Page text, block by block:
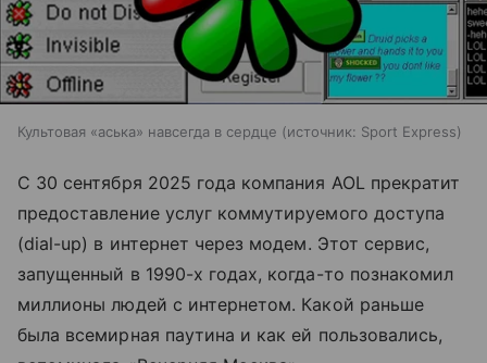
Культовая «аська» навсегда в сердце источник: Sport Express
С 30 сентября 2025 года компания AOL прекратит
предоставление услуг коммутируемого доступа
(dial-up) в интернет через модем. Этот сервис,
запущенный в 1990-х годах, когда-то познакомил
миллионы людей с интернетом. Какой раньше
была всемирная паутина и как ей пользовались,